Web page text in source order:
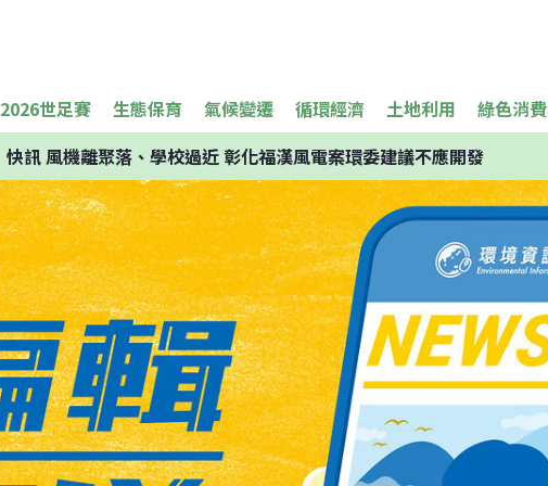
2026世足賽 生態保育 氣候變遷 循環經濟 土地利用 綠色消費
快訊風機離聚落、學校過近 彰化福漢風電案環委建議不應開發